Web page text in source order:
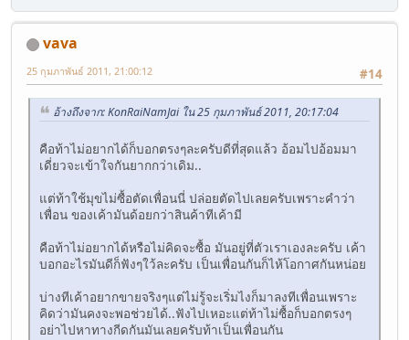
vava
#14
25 กุมภาพันธ์ 2011, 21:00:12
อ้างถึงจาก: KonRaiNamJai ใน 25 กุมภาพันธ์ 2011, 20:17:04
คือท้าไม่อยากได้ก็บอกตรงๆละครับดีที่สุดแล้ว อ้อมไปอ้อมมา
เดี่ยวจะเข้าใจกันยากกว่าเดิม..
แต่ท้าใช้มุขไม่ซื้อตัดเพื่อนนี่ ปล่อยตัดไปเลยครับเพราะคำว่า
เพื่อน ของเค้ามันด้อยกว่าสินค้าทีเค้ามี
คือท้าไม่อยากได้หรือไม่คิดจะซื้อ มันอยู่ที่ตัวเราเองละครับ เค้า
บอกอะไรมันดีก็ฟังๆใว้ละครับ เป็นเพื่อนกันก็ไห้โอกาศกันหน่อย
บ่างทีเค้าอยากขายจริงๆแต่ไม่รู้จะเริ่มไงก็มาลงทีเพื่อนเพราะ
คิดว่ามันคงจะพอช่วยได้..ฟังไปเหอะแต่ท้าไม่ซื้อก็บอกตรงๆ
อย่าไปหาทางกีดกันมันเลยครับท้าเป็นเพื่อนกัน